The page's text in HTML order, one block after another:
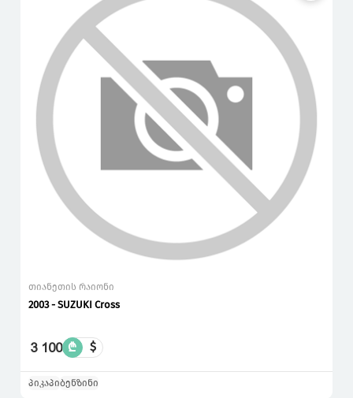
თიანეთის რაიონი
2003 - SUZUKI Cross
3 100 ₾ $
პიკაპიბენზინი